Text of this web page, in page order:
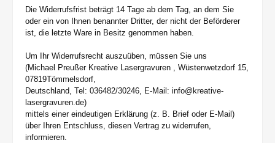
Die Widerrufsfrist beträgt 14 Tage ab dem Tag, an dem Sie
oder ein von Ihnen benannter Dritter, der nicht der Beförderer
ist, die letzte Ware in Besitz genommen haben.
Um Ihr Widerrufsrecht auszuüben, müssen Sie uns
(Michael Preußer Kreative Lasergravuren , Wüstenwetzdorf 15,
07819Tömmelsdorf,
Deutschland, Tel: 036482/30246, E-Mail: info@kreative-
lasergravuren.de)
mittels einer eindeutigen Erklärung (z. B. Brief oder E-Mail)
über Ihren Entschluss, diesen Vertrag zu widerrufen,
informieren.